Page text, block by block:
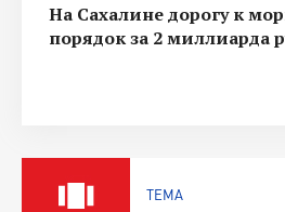
На Сахалине дорогу к
порядок за 2 миллиарда
ТЕМА